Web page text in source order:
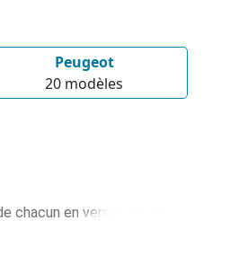
Peugeot
20 modèles
en version essence,